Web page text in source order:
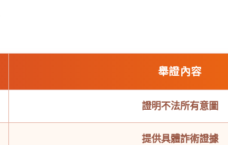
舉證內容
證明不法所有意圖
提供具體詐術證據